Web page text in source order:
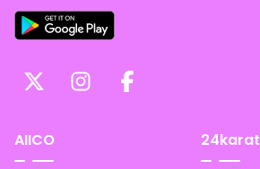
AIICO 24karat